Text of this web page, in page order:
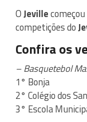
OJeville
competições do
Confira os
– Basquetebol
1° Bonja
2° Colégio dos
3° Escola